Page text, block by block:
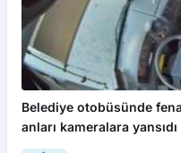
Belediye otobüsünde
anları kameralara yansıdı